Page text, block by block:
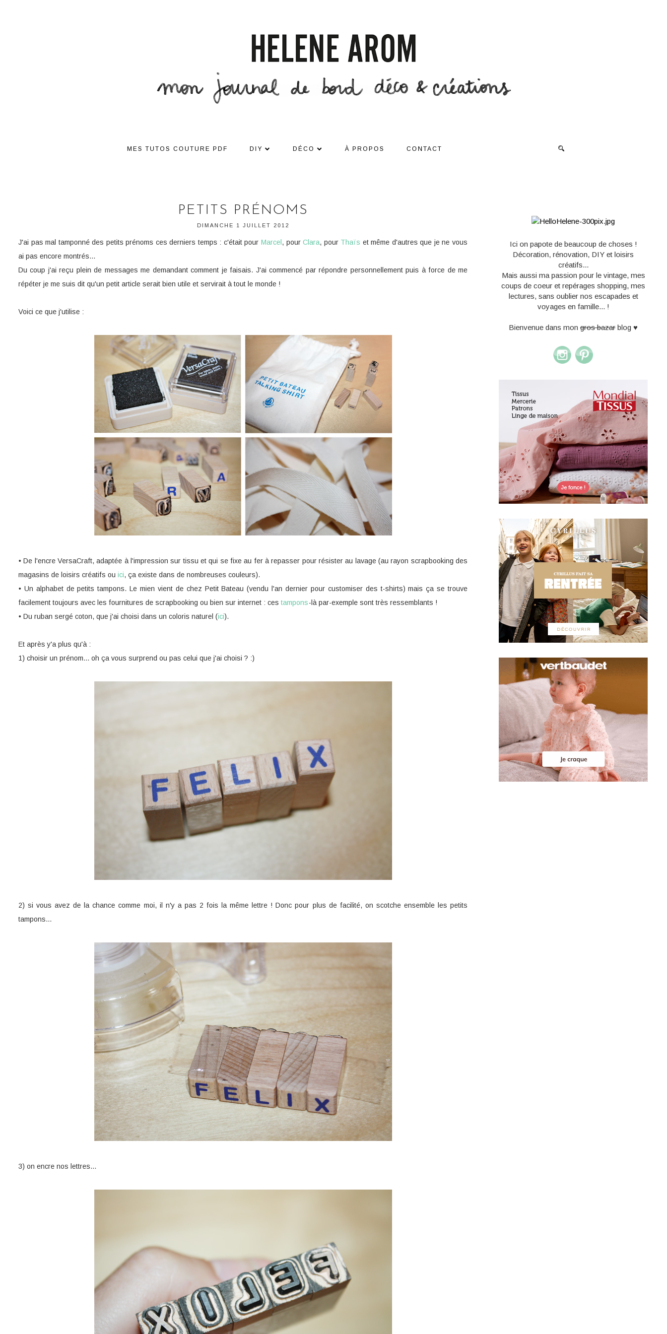
MES TUTOS COUTURE PDF DIY DÉCO À PROPOS CONTACT
PETITS PRÉNOMS
DIMANCHE 1 JUILLET 2012
J'ai pas mal tamponné des petits prénoms ces derniers temps : c'était pourMarcel, pourClara, pour Thaïs et même d'autres que je ne vous
ai pas encore montrés...
Du coup j'ai reçu plein de messages me demandant comment je faisais. J'ai commencé par répondre personnellement puis à force de me
répéter je me suis dit qu'un petit article serait bien utile et servirait à tout le monde !
Voici ce que j'utilise :
• De l'encre VersaCraft, adaptée à l'impression sur tissu et qui se fixe au fer à repasser pour résister au lavage (au rayon scrapbooking des
magasins de loisirs créatifs ou ici, ça existe dans de nombreuses couleurs).
• Un alphabet de petits tampons. Le mien vient de chez Petit Bateau (vendu l'an dernier pour customiser des t-shirts) mais ça se trouve
facilement toujours avec les fournitures de scrapbooking ou bien sur internet : ces tampons-là par-exemple sont très ressemblants !
• Du ruban sergé coton, que j'ai choisi dans un coloris naturel (ici).
Et après y'a plus qu'à :
1) choisir un prénom... oh ça vous surprend ou pas celui que j'ai choisi ? :)
2) si vous avez de la chance comme moi, il n'y a pas 2 fois la même lettre ! Donc pour plus de facilité, on scotche ensemble les petits
tampons...
3) on encre nos lettres...
Ici on papote de beaucoup de choses !
Décoration, rénovation, DIY et loisirs
créatifs...
Mais aussi ma passion pour le vintage, mes
coups de coeur et repérages shopping, mes
lectures, sans oublier nos escapades et
voyages en famille... !
Bienvenue dans mon gros bazar blog ♥